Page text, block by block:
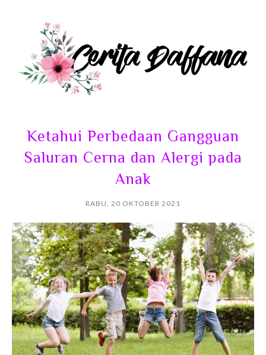
Ketahui Perbedaan Gangguan
Saluran Cerna dan Alergi pada
Anak
RABU, 20 OKTOBER 2021